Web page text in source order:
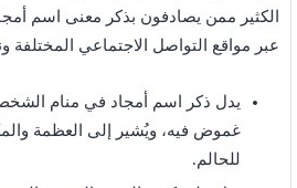
الكثير ممن يصادفون بذكر معنى اسم
عبر مواقع التواصل الاجتماعي
يدل ذكر اسم أمجاد في منام
غموض فيه، ويُشير إلى العظمة
للحالم.